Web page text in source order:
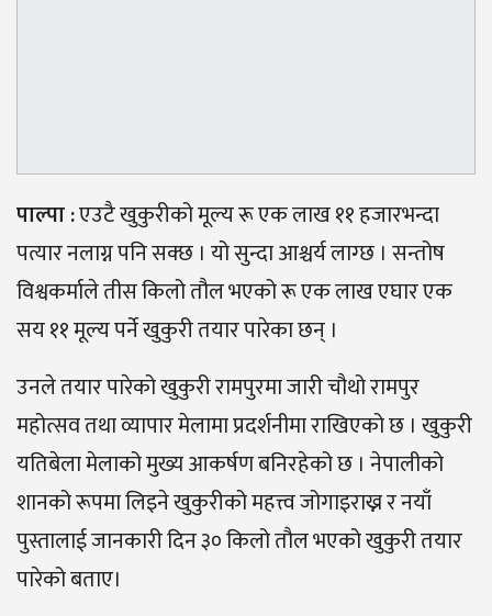
पाल्पा :एउटै खुकुरीको मूल्य रू एक लाख ११ हजारभन्दा
पत्यार नलाग्न पनि सक्छ । यो सुन्दा आश्चर्य लाग्छ । सन्तोष
विश्वकर्माले तीस किलो तौल भएको रू एक लाख एघार एक
सय ११ मूल्य पर्ने खुकुरी तयार पारेका छन् ।
उनले तयार पारेको खुकुरी रामपुरमा जारी चौथो रामपुर
महोत्सव तथा व्यापार मेलामा प्रदर्शनीमा राखिएको छ । खुकुरी
यतिबेला मेलाको मुख्य आकर्षण बनिरहेको छ । नेपालीको
शानको रूपमा लिइने खुकुरीको महत्त्व जोगाइराख्न र नयाँ
पुस्तालाई जानकारी दिन ३० किलो तौल भएको खुकुरी तयार
पारेको बताए।